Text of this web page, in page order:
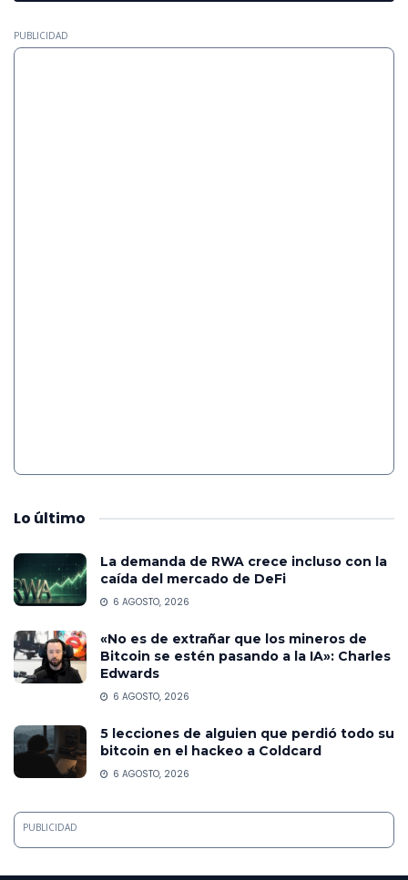
PUBLICIDAD
Lo último
La demanda de RWA crece incluso con la
caída del mercado de DeFi
6 AGOSTO, 2026
«No es de extrañar que los mineros de
Bitcoin se estén pasando a la IA»: Charles
Edwards
6 AGOSTO, 2026
5 lecciones de alguien que perdió todo su
bitcoin en el hackeo a Coldcard
6 AGOSTO, 2026
PUBLICIDAD